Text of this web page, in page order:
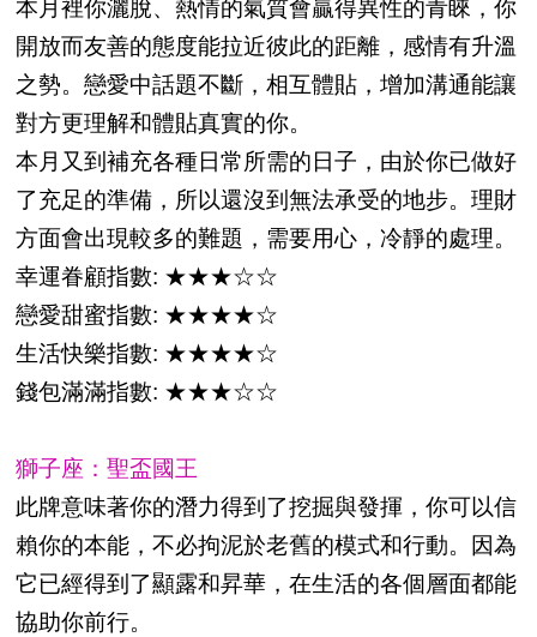
本月裡你灑脫、熱情的氣質會贏得異性的青睞，你
開放而友善的態度能拉近彼此的距離，感情有升溫
之勢。戀愛中話題不斷，相互體貼，增加溝通能讓
對方更理解和體貼真實的你。
本月又到補充各種日常所需的日子，由於你已做好
了充足的準備，所以還沒到無法承受的地步。理財
方面會出現較多的難題，需要用心，冷靜的處理。
幸運眷顧指數: ★★★☆☆
戀愛甜蜜指數: ★★★★☆
生活快樂指數: ★★★★☆
錢包滿滿指數: ★★★☆☆
獅子座：聖盃國王
此牌意味著你的潛力得到了挖掘與發揮，你可以信
賴你的本能，不必拘泥於老舊的模式和行動。因為
它已經得到了顯露和昇華，在生活的各個層面都能
協助你前行。